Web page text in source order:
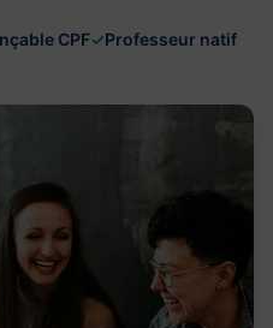
CPF✓Professeur natif